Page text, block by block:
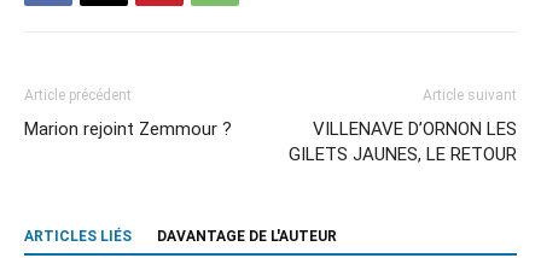
Article précédent
Marion rejoint Zemmour ?
Article suivant
VILLENAVE D’ORNON LES
GILETS JAUNES, LE RETOUR
ARTICLES LIÉS DAVANTAGE DE L'AUTEUR